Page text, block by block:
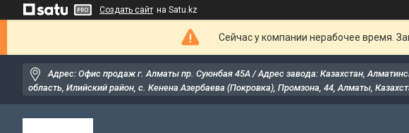
Создать сайт на Satu.kz
Сейчас у компании нерабочее время.
Адрес: Офис продаж г. Алматы пр. Суюнбая 45А / Адрес завода: Казахстан,
область, Илийский район, ​с. Кенена Азербаева (Покровка), Промзона, 44​, Алматы,